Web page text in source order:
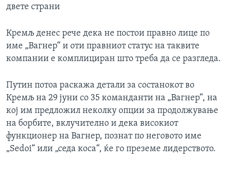
двете страни
Кремљ денес рече дека не постои правно лице по
име „Вагнер“ и оти правниот статус на таквите
компании е комплициран што треба да се разгледа.
Путин потоа раскажа детали за состанокот во
Кремљ на 29 јуни со 35 команданти на „Вагнер“, на
кој им предложил неколку опции за продолжување
на борбите, вклучително и дека високиот
функционер на Вагнер, познат по неговото име
„Sedoi“ или „седа коса“, ќе го преземе лидерството.